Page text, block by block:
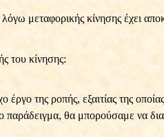
μεταφορικής κίνησης έχει
του κίνησης:
έργο της ροπής, εξαιτίας της
θα μπορούσαμε να